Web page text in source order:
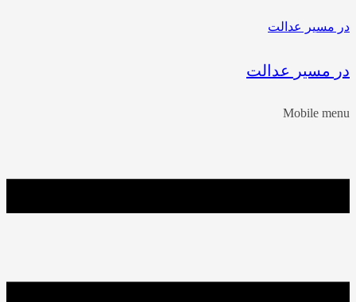
در مسیر عدالت
در مسیر عدالت
Mobile menu